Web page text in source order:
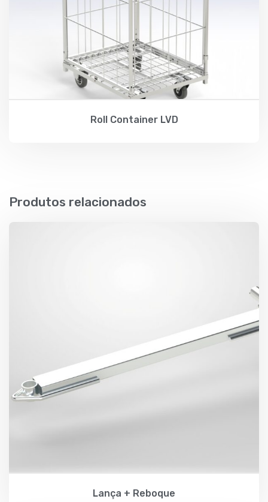
Roll Container LVD
Produtos relacionados
Lança + Reboque